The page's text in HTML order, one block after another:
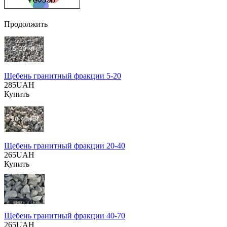
Продолжить
Щебень гранитный фракции 5-20
285UAH
Купить
Щебень гранитный фракции 20-40
265UAH
Купить
Щебень гранитный фракции 40-70
265UAH